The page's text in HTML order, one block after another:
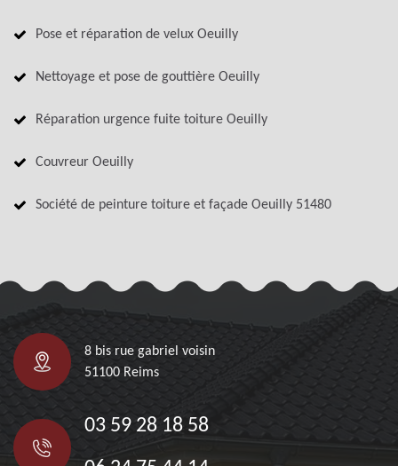
Pose et réparation de velux Oeuilly
Nettoyage et pose de gouttière Oeuilly
Réparation urgence fuite toiture Oeuilly
Couvreur Oeuilly
Société de peinture toiture et façade Oeuilly 51480
8 bis rue gabriel voisin
51100 Reims
03 59 28 18 58